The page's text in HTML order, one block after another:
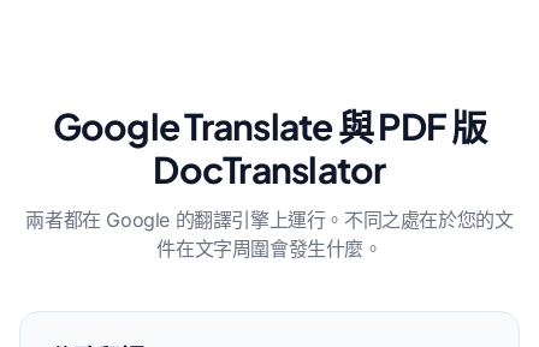
Google Translate 與 PDF 版
DocTranslator
兩者都在 Google 的翻譯引擎上運行。不同之處在於您的文
件在文字周圍會發生什麼。